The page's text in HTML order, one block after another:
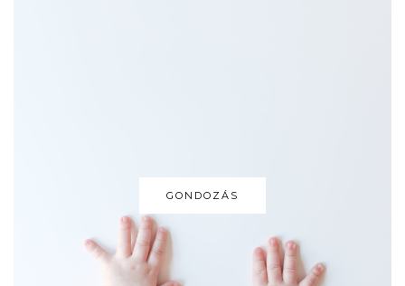
GONDOZÁS